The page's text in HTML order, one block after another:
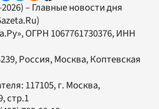
– Главные новости дня
, ОГРН 1067761730376, ИНН
Россия, Москва, Коптевская
117105, г. Москва,
стр.1